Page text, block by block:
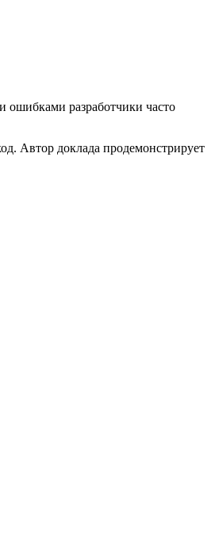
ошибками разработчики часто
Автор доклада продемонстрирует